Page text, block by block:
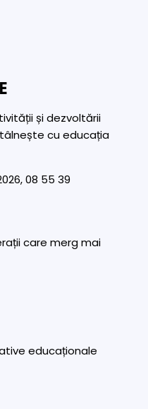
și dezvoltării
cu educația
care merg mai
educaționale